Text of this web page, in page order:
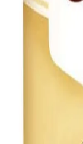
O produktu
Salko tradiční od
patří mezi tradiční
pasterované mléko
cukrů a středním
Salko nachází
nebo jako sladká
mléčné složky,